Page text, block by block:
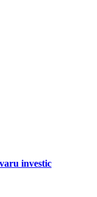
investic